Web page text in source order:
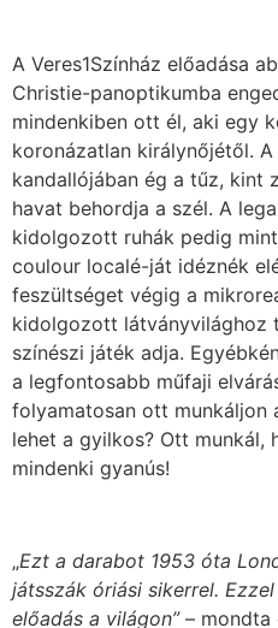
A Veres1Színház előadása
Christie-panoptikumba
mindenkiben ott él, aki egy
koronázatlan királynőjétől.
kandallójában ég a tűz, kint
havat behordja a szél. A
kidolgozott ruhák pedig
coulour localé-ját idéznék
feszültséget végig a
kidolgozott látványvilághoz
színészi játék adja.
a legfontosabb műfaji
folyamatosan ott munkáljon
lehet a gyilkos? Ott munkál,
mindenki gyanús!
„Ezt a darabot 1953 óta
játsszák óriási sikerrel.
előadás a világon”– mondta